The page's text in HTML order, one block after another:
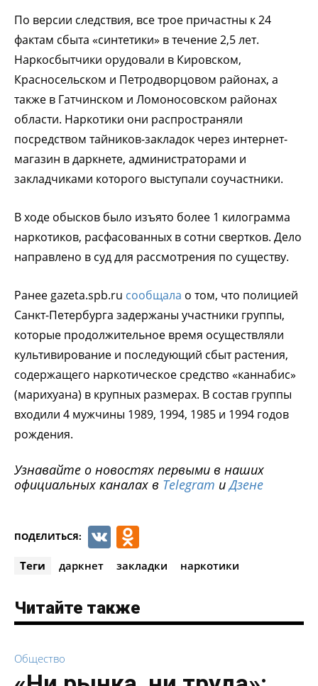
По версии следствия, все трое причастны к 24
фактам сбыта «синтетики» в течение 2,5 лет.
Наркосбытчики орудовали в Кировском,
Красносельском и Петродворцовом районах, а
также в Гатчинском и Ломоносовском районах
области. Наркотики они распространяли
посредством тайников-закладок через интернет-
магазин в даркнете, администраторами и
закладчиками которого выступали соучастники.
В ходе обысков было изъято более 1 килограмма
наркотиков, расфасованных в сотни свертков. Дело
направлено в суд для рассмотрения по существу.
Ранее gazeta.spb.ru сообщала о том, что полицией
Санкт-Петербурга задержаны участники группы,
которые продолжительное время осуществляли
культивирование и последующий сбыт растения,
содержащего наркотическое средство «каннабис»
(марихуана) в крупных размерах. В состав группы
входили 4 мужчины 1989, 1994, 1985 и 1994 годов
рождения.
Узнавайте о новостях первыми в наших
официальных каналах в Telegram иДзене
ПОДЕЛИТЬСЯ: VK
Теги даркнет закладки наркотики
Читайте также
Общество